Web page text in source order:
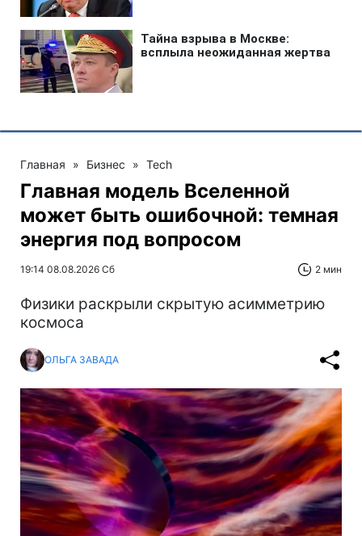
Главная » Бизнес » Tech
Главная модель Вселенной
может быть ошибочной: темная
энергия под вопросом
19:14 08.08.2026 Сб 2 мин
Физики раскрыли скрытую асимметрию
космоса
ОЛЬГА ЗАВАДА